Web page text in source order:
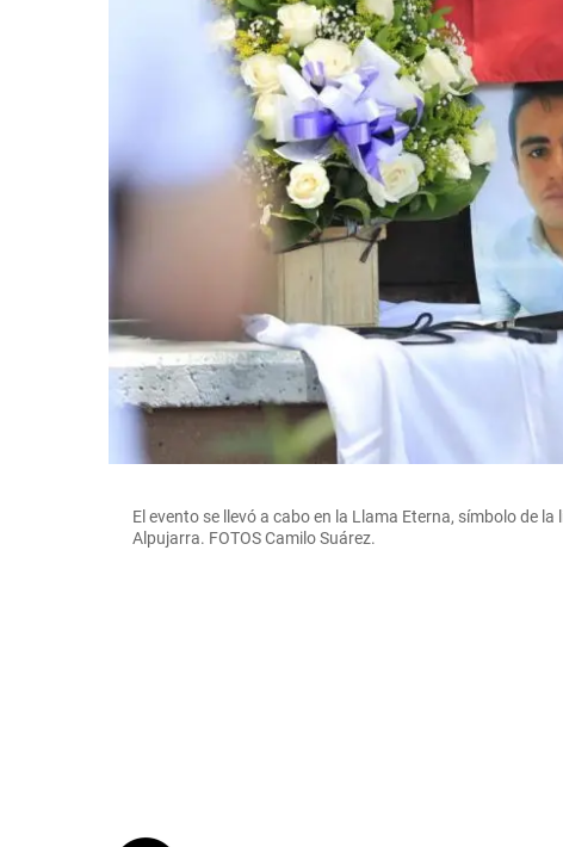
El evento se llevó a cabo en la Llama Eterna, símbolo de
Alpujarra. FOTOS Camilo Suárez.